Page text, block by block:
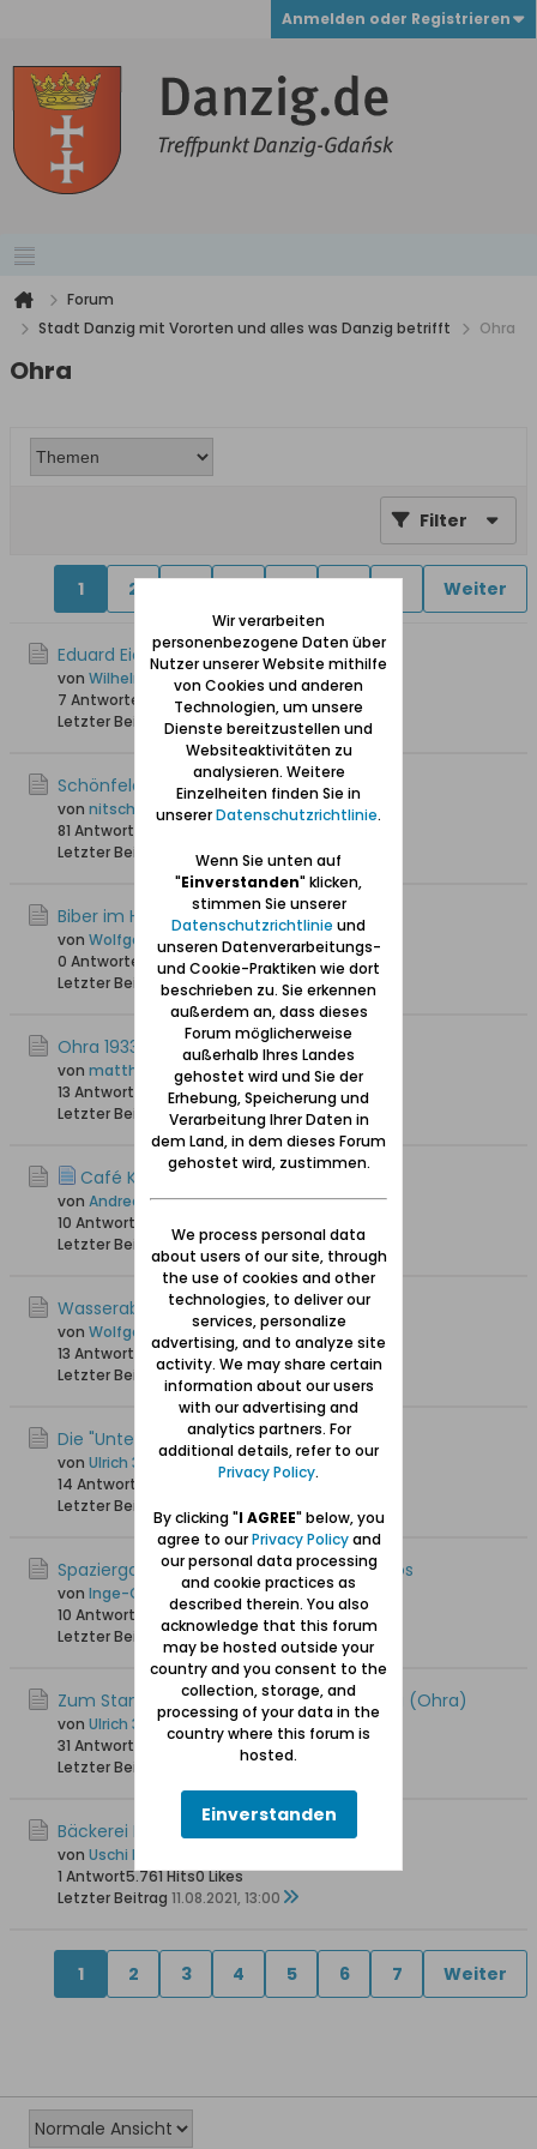
Anmelden oder Registrieren
Forum
Stadt Danzig mit Vororten und alles was Danzig betrifft
Ohra
Ohra
Filter
1 2 Weiter
Eduard Eichholz Elektro-Instalation
von Wilhelm Drenseck
7 Antworten
3.158 Hits0 Likes
Letzter Beitrag10.09.2025, 17:23
Schönfelder Weg
von nitsch
81 Antworten
Letzter Beitrag
23.12.2024, 19:42
Biber im Hoene-Park (Park Oruński)
von Wolfgang
0 Antworten
2.057 Hits0 Likes
Letzter Beitrag 16.12.2024, 22:12
Ohra 1933 Fund von 3 Wikinger-Schiffen
von matthias w
13 Antworten
4.233 Hits0 Likes
Letzter Beitrag
09.12.2024, 12:23
Café Kirschberger Ohra
von Andrea68
10 Antworten
Letzter Beitrag
24.01.2024, 23:24
Wasserabmahlmühlen in Ohra
von Wolfgang
13 Antworten19.183 Hits0 Likes
Letzter Beitrag12.10.2023, 17:58
Die "Unterwelt" von Ohra
von Ulrich 31
14 Antworten
19.199 Hits0 Likes
Letzter Beitrag
Spaziergang durch Orunia (Ohra) - Videos
von Inge-Gisela
10 Antworten
16.211 Hits0 Likes
Letzter Beitrag27.08.2022, 07:14
Zum Stand der Revitalisierung von Orunia (Ohra)
von Ulrich 31
31 Antworten
28.327 Hits0 Likes
Letzter Beitrag
10.02.2022, 10:43
Bäckerei Edwin Weichert in Danzig-Ohra
von Uschi Danziger
1 Antwort5.761 Hits0 Likes
Letzter Beitrag 11.08.2021, 13:00
1 2 3 4 5 6 7 Weiter
Wir verarbeiten
personenbezogene Daten über
Nutzer unserer Website mithilfe
von Cookies und anderen
Technologien, um unsere
Dienste bereitzustellen und
Websiteaktivitäten zu
analysieren. Weitere
Einzelheiten finden Sie in
unsererDatenschutzrichtlinie.
Wenn Sie unten auf
"Einverstanden" klicken,
stimmen Sie unserer
Datenschutzrichtlinie und
unseren Datenverarbeitungs-
und Cookie-Praktiken wie dort
beschrieben zu. Sie erkennen
außerdem an, dass dieses
Forum möglicherweise
außerhalb Ihres Landes
gehostet wird und Sie der
Erhebung, Speicherung und
Verarbeitung Ihrer Daten in
dem Land, in dem dieses Forum
gehostet wird, zustimmen.
We process personal data
about users of our site, through
the use of cookies and other
technologies, to deliver our
services, personalize
advertising, and to analyze site
activity. We may share certain
information about our users
with our advertising and
analytics partners. For
additional details, refer to our
Privacy Policy.
By clicking "I AGREE" below, you
agree to ourPrivacy Policyand
our personal data processing
and cookie practices as
described therein. You also
acknowledge that this forum
may be hosted outside your
country and you consent to the
collection, storage, and
processing of your data in the
country where this forum is
hosted.
Einverstanden